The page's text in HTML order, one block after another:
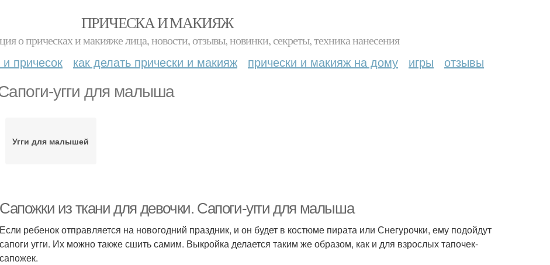
ПРИЧЕСКА И МАКИЯЖ
о прическах и макияже лица, новости, отзывы, новинки, секреты, техника нанесения
причесок как делать прически и макияж прически и макияж на дому игры отзывы
угги для малыша
Угги для малышей
Сапожки из ткани для девочки. Сапоги-угги для малыша
Если ребенок отправляется на новогодний праздник, и он будет в костюме пирата или Снегурочки, ему подойдут
сапоги угги. Их можно также сшить самим. Выкройка делается таким же образом, как и для взрослых тапочек-
сапожек.